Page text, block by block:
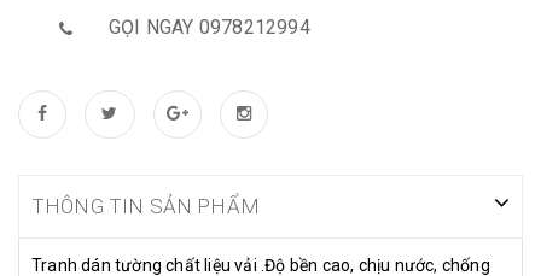
GỌI NGAY 0978212994
THÔNG TIN SẢN PHẨM
Tranh dán tường chất liệu vải .Độ bền cao, chịu nước, chống